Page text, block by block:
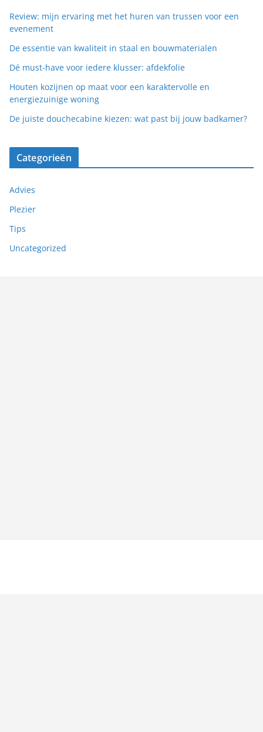
Review: mijn ervaring met het huren van trussen voor een
evenement
De essentie van kwaliteit in staal en bouwmaterialen
Dé must-have voor iedere klusser: afdekfolie
Houten kozijnen op maat voor een karaktervolle en
energiezuinige woning
De juiste douchecabine kiezen: wat past bij jouw badkamer?
Categorieën
Advies
Plezier
Tips
Uncategorized